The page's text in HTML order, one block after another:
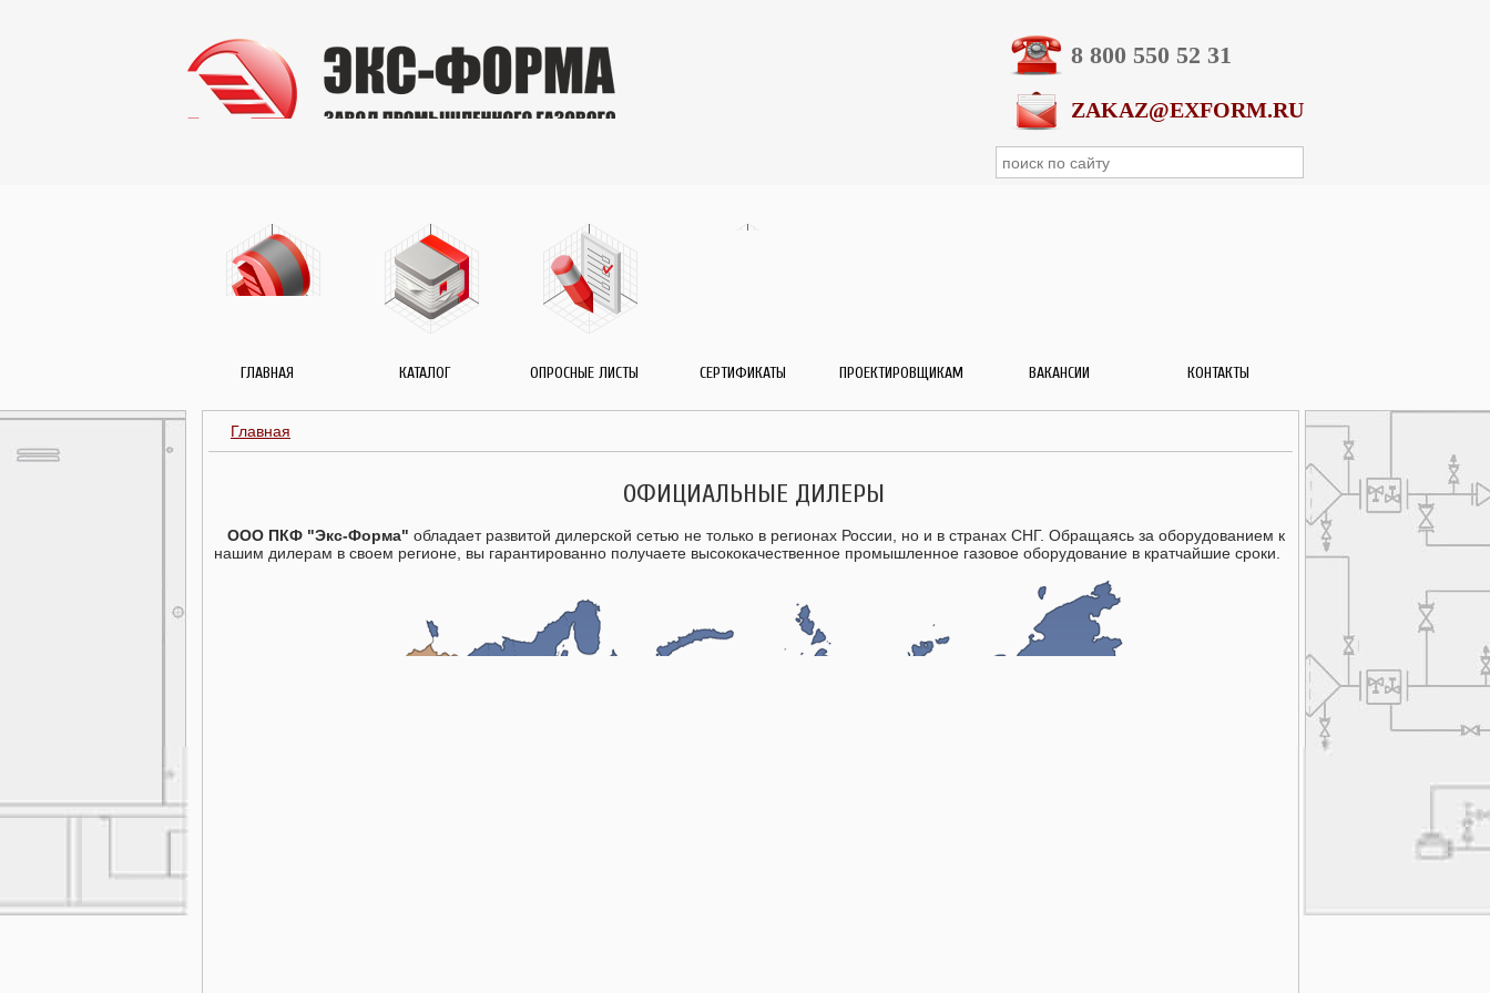
8 800 550 52 31
ZAKAZ@EXFORM.RU
ГЛАВНАЯ КАТАЛОГ ОПРОСНЫЕ ЛИСТЫ СЕРТИФИКАТЫ ПРОЕКТИРОВЩИКАМ ВАКАНСИИ КОНТАКТЫ
Главная
ОФИЦИАЛЬНЫЕ ДИЛЕРЫ
ООО ПКФ "Экс-Форма" обладает развитой дилерской сетью не только в регионах России, но и в странах СНГ. Обращаясь за оборудованием к
нашим дилерам в своем регионе, вы гарантированно получаете высококачественное промышленное газовое оборудование в кратчайшие сроки.